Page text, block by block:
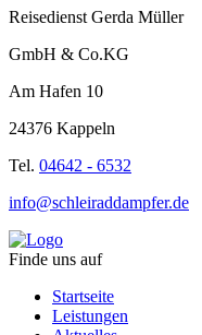
Reisedienst Gerda Müller
GmbH & Co.KG
Am Hafen 10
24376 Kappeln
Tel. 04642 - 6532
info@schleiraddampfer.de
Finde uns auf
Startseite
Leistungen